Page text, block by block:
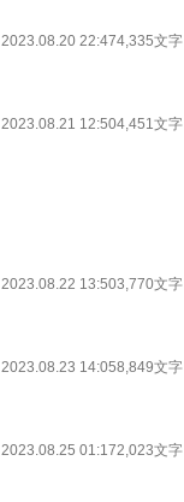
2023.08.20 22:474,335文字
2023.08.21 12:504,451文字
2023.08.22 13:503,770文字
2023.08.23 14:058,849文字
2023.08.25 01:172,023文字